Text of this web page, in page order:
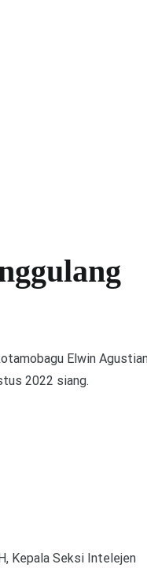
Elwin
2022 siang.
Kepala Seksi Intelejen